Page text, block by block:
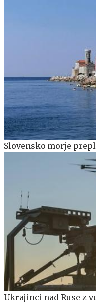
Slovensko morje
Ukrajinci nad Ruse z